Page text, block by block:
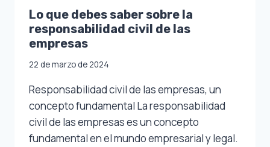
Lo que debes saber sobre la
responsabilidad civil de las
empresas
22 de marzo de 2024
Responsabilidad civil de las empresas, un
concepto fundamental La responsabilidad
civil de las empresas es un concepto
fundamental en el mundo empresarial y legal.